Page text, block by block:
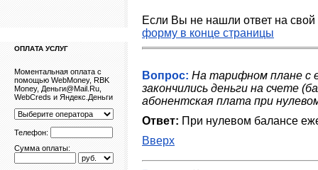
Если Вы не нашли ответ на
форму в конце страницы
Вопрос: На тарифном плане с
закончились деньги на счете
абонентская плата при
Ответ: При нулевом балансе
Вверх
ОПЛАТА УСЛУГ
Моментальная оплата с
помощью WebMoney, RBK
Money, Деньги@Mail.Ru,
WebCreds и Яндекс.Деньги
Телефон:
Сумма оплаты: